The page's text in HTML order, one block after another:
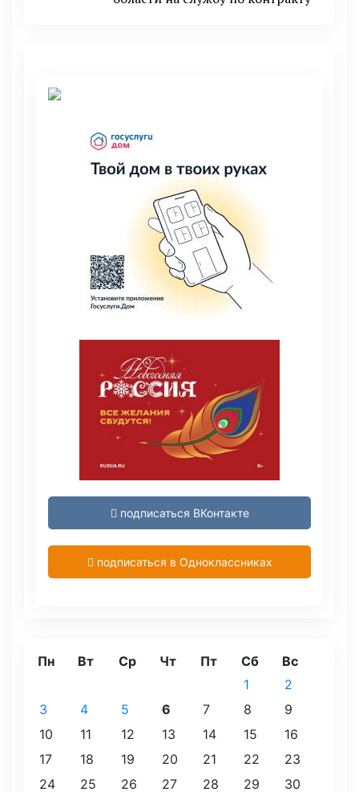
подписаться ВКонтакте
подписаться в Одноклассниках
Пн Вт Ср Чт Пт Сб
Вс
1
2
3
4 5 6 7 8
9
10
11 12 13 14 15
16
17
18 19 20 21 22
23
24
25 26 27 28 29 30